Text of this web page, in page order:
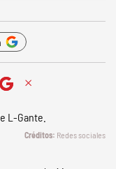
Redes sociales